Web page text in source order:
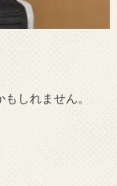
しれません。